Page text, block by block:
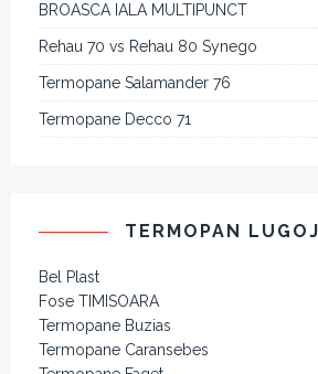
BROASCA IALA MULTIPUNCT
Rehau 70 vs Rehau 80 Synego
Termopane Salamander 76
Termopane Decco 71
TERMOPAN LUGOJ
Bel Plast
Fose TIMISOARA
Termopane Buzias
Termopane Caransebes